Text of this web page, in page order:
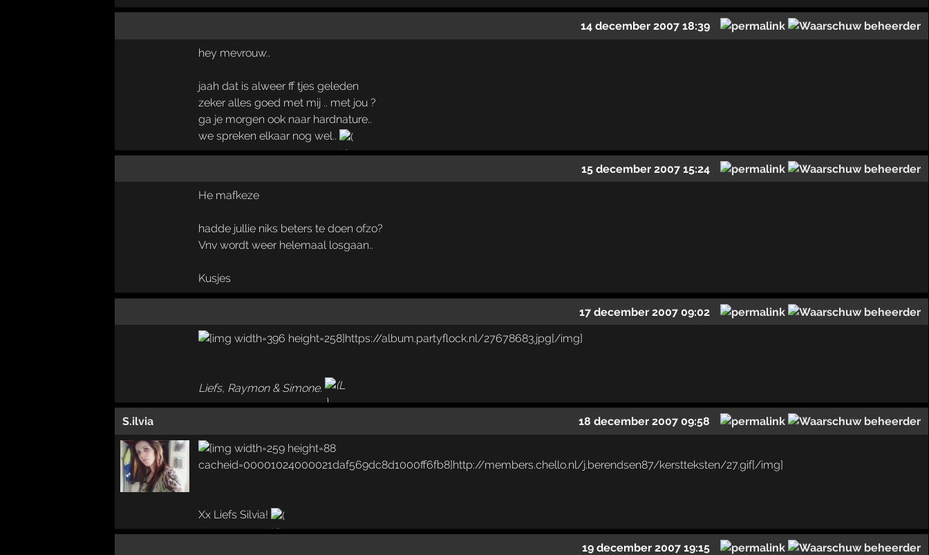
14 december 2007 18:39
hey mevrouw..
jaah dat is alweer ff tjes geleden
zeker alles goed met mij .. met jou ?
ga je morgen ook naar hardnature..
we spreken elkaar nog wel..
15 december 2007 15:24
He mafkeze
hadde jullie niks beters te doen ofzo?
Vnv wordt weer helemaal losgaan..
Kusjes
17 december 2007 09:02
Liefs, Raymon & Simone.
S.ilvia 18 december 2007 09:58
Xx Liefs Silvia!
19 december 2007 19:15